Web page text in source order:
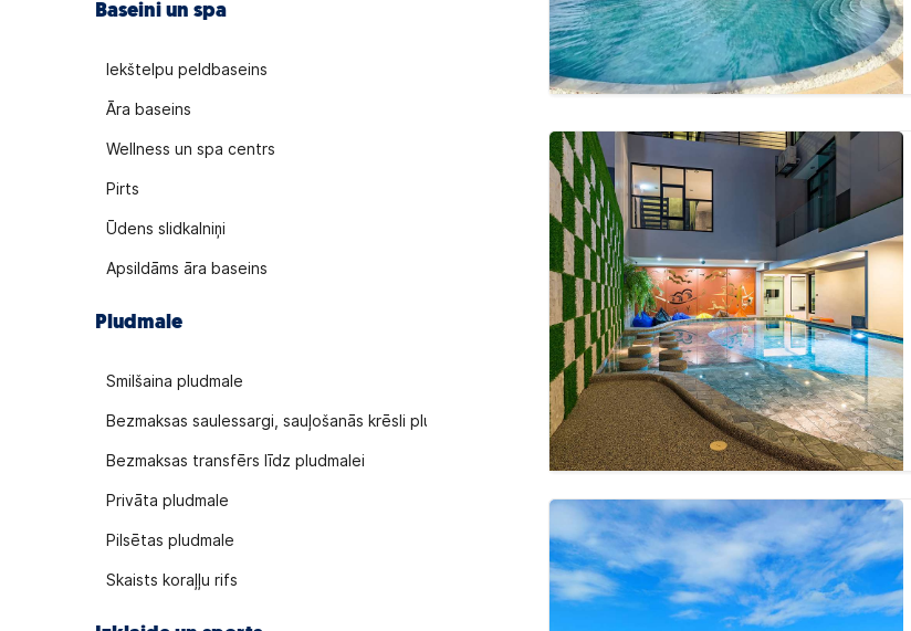
Baseini un spa
Iekštelpu peldbaseins
Āra baseins
Wellness un spa centrs
Pirts
Ūdens slidkalniņi
Apsildāms āra baseins
Pludmale
Smilšaina pludmale
Bezmaksas saulessargi, sauļošanās krēsli pludmalē
Bezmaksas transfērs līdz pludmalei
Privāta pludmale
Pilsētas pludmale
Skaists koraļļu rifs